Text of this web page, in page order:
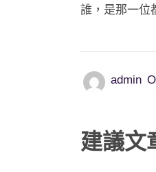
誰，是那一位
admin
建議文